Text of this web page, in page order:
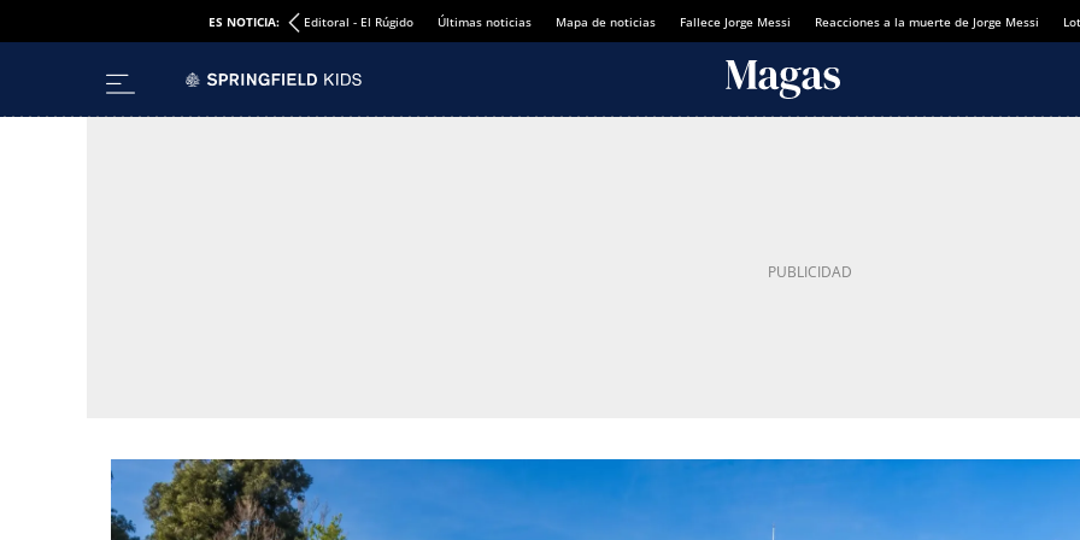
ES NOTICIA: Editoral - El Rúgido Últimas noticias Mapa de noticias Fallece Jorge Messi Reacciones a la muerte de Jorge Messi